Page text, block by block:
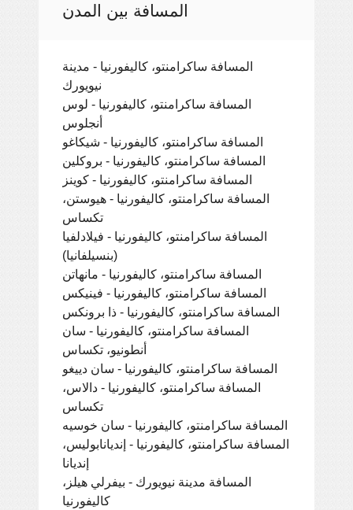
المسافة بين المدن
المسافة ساكرامنتو، كاليفورنيا - مدينة
نيويورك
المسافة ساكرامنتو، كاليفورنيا - لوس
أنجلوس
المسافة ساكرامنتو، كاليفورنيا - شيكاغو
المسافة ساكرامنتو، كاليفورنيا - بروكلين
المسافة ساكرامنتو، كاليفورنيا - كوينز
المسافة ساكرامنتو، كاليفورنيا - هيوستن،
تكساس
المسافة ساكرامنتو، كاليفورنيا - فيلادلفيا
(بنسيلفانيا)
المسافة ساكرامنتو، كاليفورنيا - مانهاتن
المسافة ساكرامنتو، كاليفورنيا - فينيكس
المسافة ساكرامنتو، كاليفورنيا - ذا برونكس
المسافة ساكرامنتو، كاليفورنيا - سان
أنطونيو، تكساس
المسافة ساكرامنتو، كاليفورنيا - سان دييغو
المسافة ساكرامنتو، كاليفورنيا - دالاس،
تكساس
المسافة ساكرامنتو، كاليفورنيا - سان خوسيه
المسافة ساكرامنتو، كاليفورنيا - إنديانابوليس،
إنديانا
المسافة مدينة نيويورك - بيفرلي هيلز،
كاليفورنيا